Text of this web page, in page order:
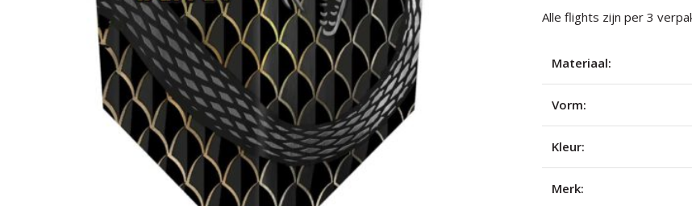
Alle flights zijn per 3
Materiaal:
Vorm:
Kleur:
Merk: